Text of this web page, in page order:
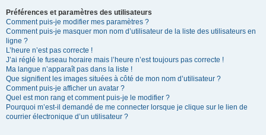
Préférences et paramètres des utilisateurs
Comment puis-je modifier mes paramètres ?
Comment puis-je masquer mon nom d’utilisateur de la liste des utilisateurs en
ligne ?
L’heure n’est pas correcte !
J’ai réglé le fuseau horaire mais l’heure n’est toujours pas correcte !
Ma langue n’apparaît pas dans la liste !
Que signifient les images situées à côté de mon nom d’utilisateur ?
Comment puis-je afficher un avatar ?
Quel est mon rang et comment puis-je le modifier ?
Pourquoi m’est-il demandé de me connecter lorsque je clique sur le lien de
courrier électronique d’un utilisateur ?